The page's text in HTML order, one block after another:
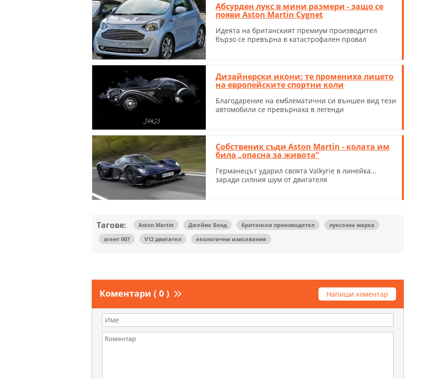
Абсурден лукс в мини размери - защо се
появи Aston Martin Cygnet
Идеята на британският премиум производител
бързо се превърна в катастрофален провал
Дизайнерски икони: те промениха лицето
на европейските спортни коли
Благодарение на емблематични си външен вид тези
автомобили се превърнаха в легенди
Собственик съди Aston Martin - колата им
била „опасна за живота“
Германецът ударил своята Valkyrie в линейка...
заради силния шум от двигателя
Тагове: Aston Martin Джеймс Бонд британски производител
луксозна марка
агент 007
V12 двигател екологични изисквания
Коментари ( 0 ) Напиши коментар